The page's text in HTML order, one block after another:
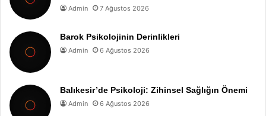
Admin 7 Ağustos 2026
Barok Psikolojinin Derinlikleri
Admin 6 Ağustos 2026
Balıkesir’de Psikoloji: Zihinsel Sağlığın Önemi
Admin 6 Ağustos 2026